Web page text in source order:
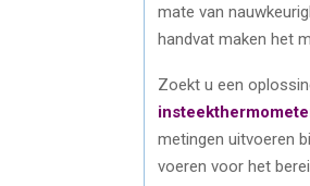
mate van
handvat maken het
Zoekt u een
metingen uitvoeren
voeren voor het